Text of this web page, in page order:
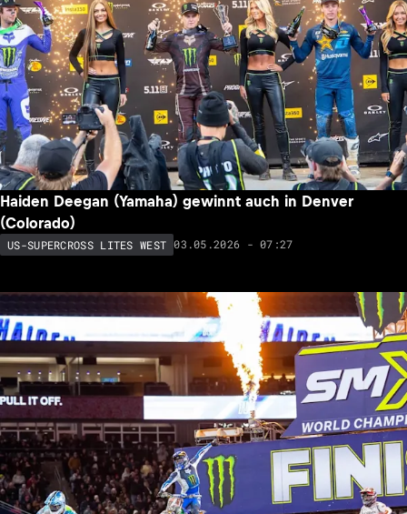
Haiden Deegan (Yamaha) gewinnt auch in Denver
(Colorado)
US-SUPERCROSS LITES WEST 03.05.2026 - 07:27